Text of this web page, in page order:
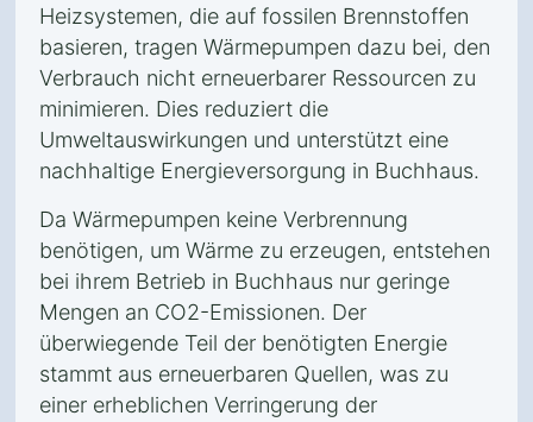
Heizsystemen, die auf fossilen Brennstoffen
basieren, tragen Wärmepumpen dazu bei, den
Verbrauch nicht erneuerbarer Ressourcen zu
minimieren. Dies reduziert die
Umweltauswirkungen und unterstützt eine
nachhaltige Energieversorgung in Buchhaus.
Da Wärmepumpen keine Verbrennung
benötigen, um Wärme zu erzeugen, entstehen
bei ihrem Betrieb in Buchhaus nur geringe
Mengen an CO2-Emissionen. Der
überwiegende Teil der benötigten Energie
stammt aus erneuerbaren Quellen, was zu
einer erheblichen Verringerung der